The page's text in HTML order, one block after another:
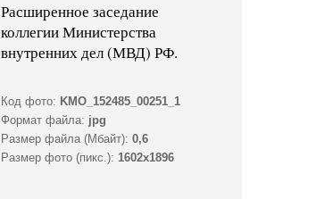
Расширенное заседание
коллегии Министерства
внутренних дел (МВД) РФ.
Код фото: KMO_152485_00251_1
Формат файла: jpg
Размер файла (Мбайт): 0,6
Размер фото (пикс.): 1602x1896